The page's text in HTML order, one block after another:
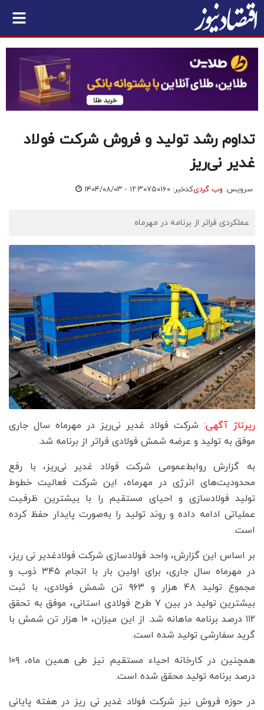
تداوم رشد تولید و فروش شرکت فولاد
غدیر نی‌ریز
سرویس: وب گردیکدخبر: ۷۵۰۱۶۰ ۱۴۰۴/۰۸/۰۳ - ۱۲:۳۰
عملکردی فراتر از برنامه در مهرماه
رپرتاژ آگهی: شرکت فولاد غدیر نی‌ریز در مهرماه سال جاری
موفق به تولید و عرضه شمش فولادی فراتر از برنامه شد.
به گزارش روابط‌عمومی شرکت فولاد غدیر نی‌ریز، با رفع
محدودیت‌های انرژی در مهرماه، این شرکت فعالیت خطوط
تولید فولادسازی و احیای مستقیم را با بیشترین ظرفیت
عملیاتی ادامه داده و روند تولید را به‌صورت پایدار حفظ کرده
است.
بر اساس این گزارش، واحد فولادسازی شرکت فولادغدیر نی ریز،
در مهرماه سال جاری، برای اولین بار با انجام ۳۴۵ ذوب و
مجموع تولید ۴۸ هزار و ۹۶۳ تن شمش فولادی، با ثبت
بیشترین تولید در بین ۷ طرح فولادی استانی، موفق به تحقق
۱۱۲ درصد برنامه ماهانه شد. از این میزان، ۱۰ هزار تن شمش با
گرید سفارشی تولید شده است.
همچنین در کارخانه احیاء مستقیم نیز طی همین ماه، ۱۰۹
درصد برنامه تولید محقق شده است.
در حوزه فروش نیز شرکت فولاد غدیر نی ریز در هفته پایانی